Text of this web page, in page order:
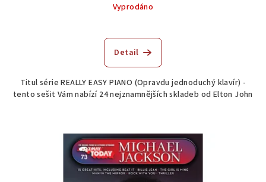
Vyprodáno
hodnocení
produktu
z
5
Detail
Titul série REALLY EASY PIANO (Opravdu jednoduchý klavír) -
tento sešit Vám nabízí 24 nejznamnějších skladeb od Elton John